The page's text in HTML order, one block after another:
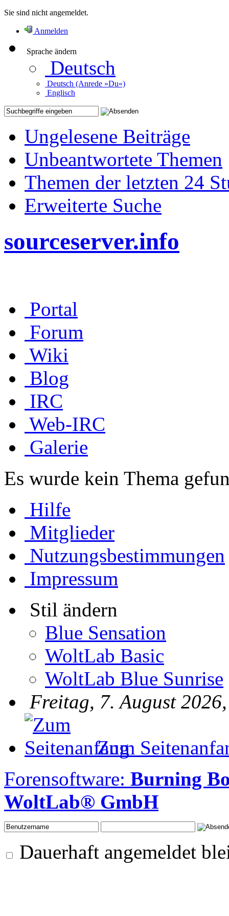
Sie sind nicht angemeldet.
Anmelden
Sprache ändern
Deutsch
Deutsch (Anrede »Du«)
Englisch
Ungelesene Beiträge
Unbeantwortete Themen
Themen der letzten 24
Erweiterte Suche
sourceserver.info
Portal
Forum
Wiki
Blog
IRC
Web-IRC
Galerie
Es wurde kein Thema
Hilfe
Mitglieder
Nutzungsbestimmungen
Impressum
Stil ändern
Blue Sensation
WoltLab Basic
WoltLab Blue Sunrise
Freitag, 7. August
Zum
Forensoftware: Burning
WoltLab® GmbH
Dauerhaft angemeldet